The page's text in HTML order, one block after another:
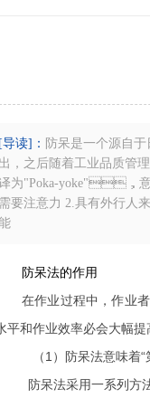
[导读]： 防呆是一个源自于
出，之后随着工业品质管
为"Poka-yoke"，意
需要注意力 2.具有外行人
防呆法的作用
在作业过程中，作
平和作业效率必会大幅提高
（1）防呆法意味着“
防呆法采用一系列方法